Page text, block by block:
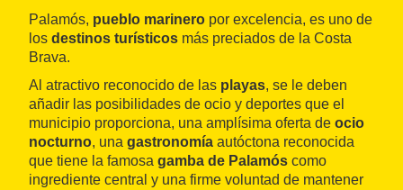
Palamós, pueblo marinero por excelencia, es uno de
los destinos turísticos más preciados de la Costa
Brava.
Al atractivo reconocido de las playas, se le deben
añadir las posibilidades de ocio y deportes que el
municipio proporciona, una amplísima oferta de ocio
nocturno, una gastronomía autóctona reconocida
que tiene la famosa gamba de Palamós como
ingrediente central y una firme voluntad de mantener